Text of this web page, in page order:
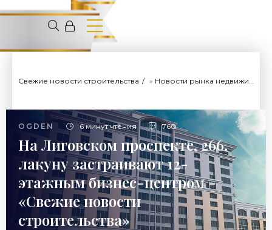
Свежие новости строительства » Новости рынка недвижимости
OGDEN 6 минут чтения 760
На Лиговском проспекте, 266,
лакуну застраивают 12-
этажным бизнес-центром -
«Свежие новости
строительства»